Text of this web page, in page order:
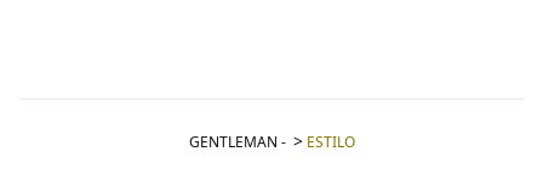
GENTLEMAN - ESTILO